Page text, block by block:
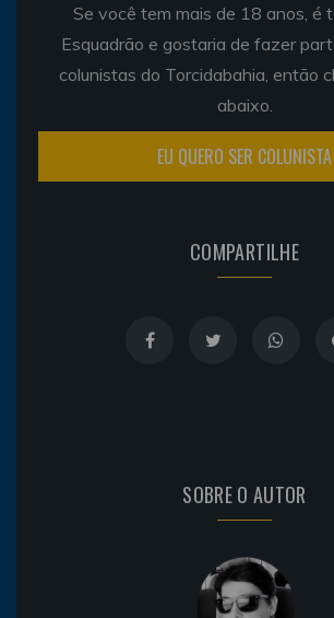
Se você tem mais de 18 anos, é
Esquadrão e gostaria de fazer
colunistas do Torcidabahia, então
abaixo.
EU QUERO SER COLUNISTA
COMPARTILHE
SOBRE O AUTOR